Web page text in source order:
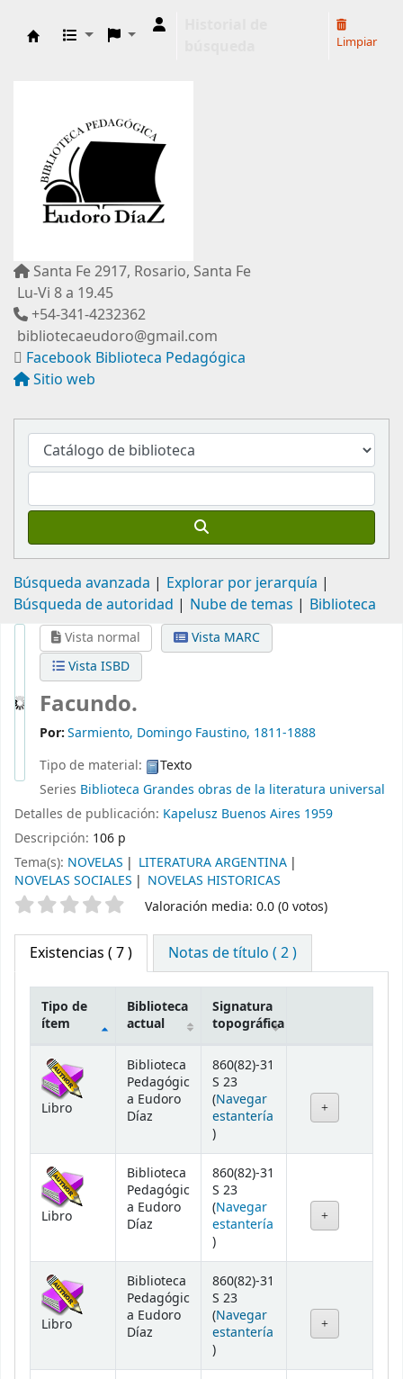
Limpiar
Santa Fe 2917, Rosario, Santa Fe
Lu-Vi 8 a 19.45
+54-341-4232362
bibliotecaeudoro@gmail.com
Facebook Biblioteca Pedagógica
Sitio web
Búsqueda avanzada
Explorar por jerarquía
Búsqueda de autoridad
Nube de temas Biblioteca
Vista normal
Vista MARC
Vista ISBD
Facundo.
Por:Sarmiento, Domingo Faustino, 1811-1888
Tipo de material:
Texto
Series Biblioteca Grandes obras de la literatura universal
Detalles de publicación: Kapelusz Buenos Aires 1959
Descripción: 106 p
Tema(s): NOVELAS
LITERATURA ARGENTINA
NOVELAS SOCIALES
NOVELAS HISTORICAS
Valoración Valoración media: 0.0 (0 votos)
Existencias ( 7 ) Notas de título ( 2 )
Existencias
Tipo de
ítem
Biblioteca
actual
Signatura
topográfica
Libro
Biblioteca
Pedagógic
a Eudoro
Díaz
860(82)-31
S 23
(Navegar
estantería
(Abre debajo)
)
Libro
Biblioteca
Pedagógic
a Eudoro
Díaz
860(82)-31
S 23
(Navegar
estantería
(Abre debajo)
)
Libro
Biblioteca
Pedagógic
a Eudoro
Díaz
860(82)-31
S 23
(Navegar
estantería
(Abre debajo)
)